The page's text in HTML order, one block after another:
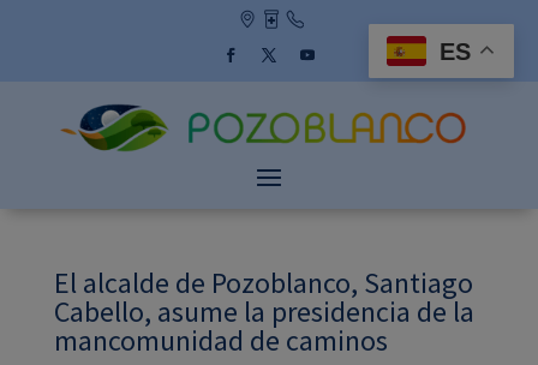
El alcalde de Pozoblanco, Santiago
Cabello, asume la presidencia de la
mancomunidad de caminos
ES